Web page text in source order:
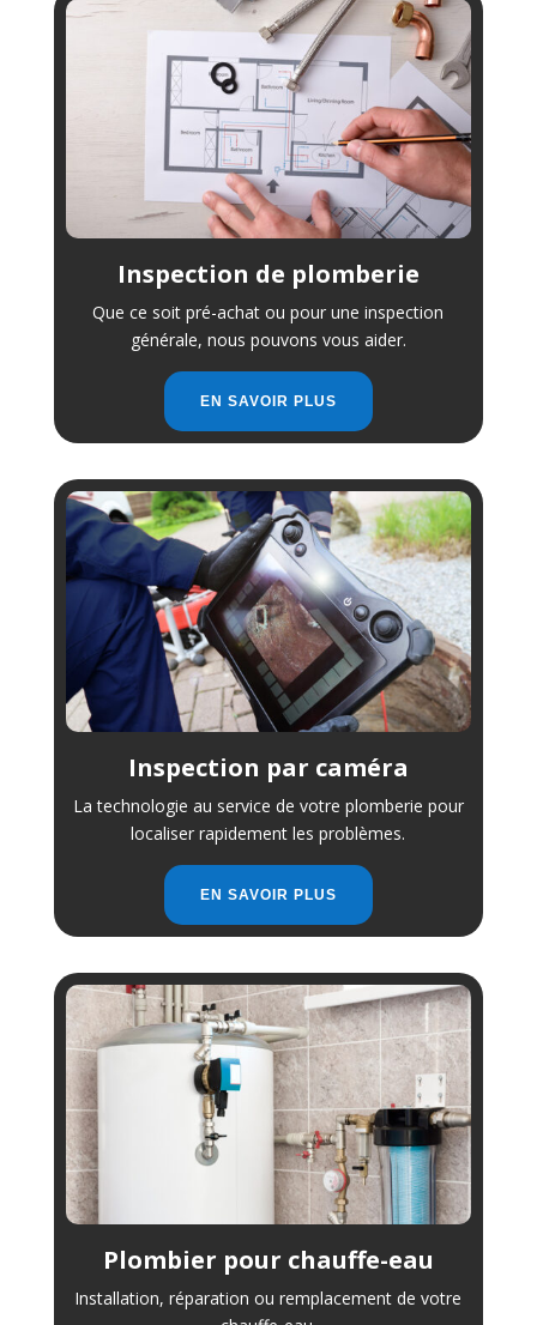
Inspection de plomberie
Que ce soit pré-achat ou pour une inspection
générale, nous pouvons vous aider.
EN SAVOIR PLUS
Inspection par caméra
La technologie au service de votre plomberie pour
localiser rapidement les problèmes.
EN SAVOIR PLUS
Plombier pour chauffe-eau
Installation, réparation ou remplacement de votre